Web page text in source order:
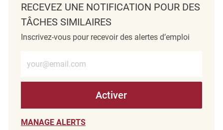
RECEVEZ UNE NOTIFICATION POUR DES
TÂCHES SIMILAIRES
Inscrivez-vous pour recevoir des alertes d’emploi
Activer
MANAGE ALERTS